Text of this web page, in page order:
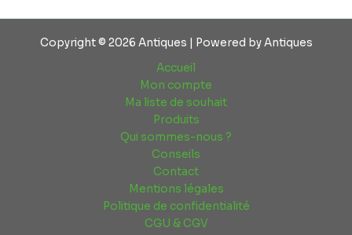
Copyright © 2026 Antiques | Powered by Antiques
Accueil
Mon compte
Ma liste de souhait
Produits
Qui sommes-nous ?
Conseils
Contact
Mentions légales
Politique de confidentialité
CGU & CGV